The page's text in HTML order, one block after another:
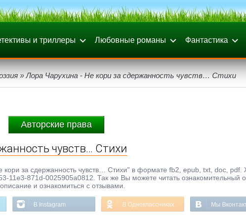
и триллеры Любовные романы Фантастика
» Лора Чарухина - Не кори за сдержанность чувств… Стихи
Авторские права
чувств… Стихи
кори за сдержанность чувств… Стихи" в формате fb2, epub, txt, doc,
11e3-871d-0025905a0812. Так же Вы можете читать ознакомительный
и ознакомиться с отзывами.
В Instagram В Одноклассниках Мы